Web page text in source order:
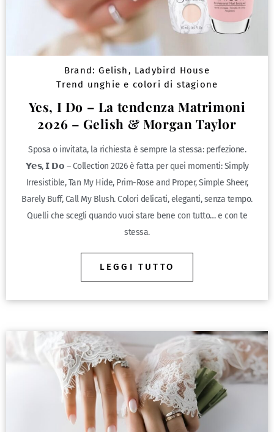
Brand: Gelish, Ladybird House
Trend unghie e colori di stagione
Yes, I Do – La tendenza Matrimoni
2026 – Gelish & Morgan Taylor
Sposa o invitata, la richiesta è sempre la stessa: perfezione.
𝗬𝗲𝘀, 𝗜 𝗗𝗼 – Collection 2026 è fatta per quei momenti: Simply
Irresistible, Tan My Hide, Prim-Rose and Proper, Simple Sheer,
Barely Buff, Call My Blush. Colori delicati, eleganti, senza tempo.
Quelli che scegli quando vuoi stare bene con tutto… e con te
stessa.
LEGGI TUTTO